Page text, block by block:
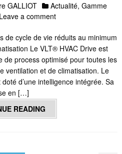
GALLIOT Actualité, Gamme
Leave a comment
de cycle de vie réduits au minimum
Le VLT® HVAC Drive est
de process optimisé pour toutes les
ventilation et de climatisation. Le
d’une intelligence intégrée. Sa
en […]
READING